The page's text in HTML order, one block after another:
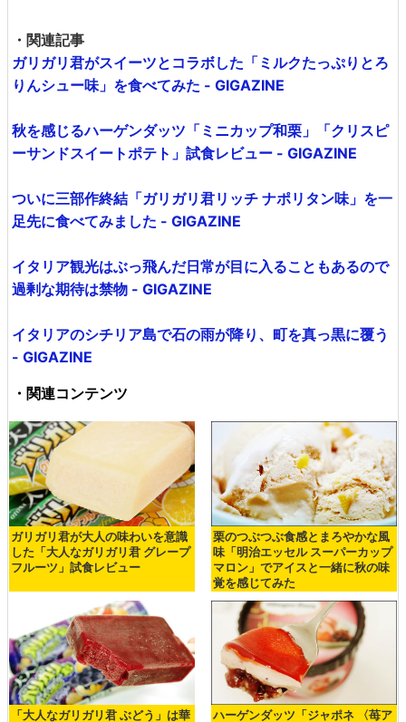
・関連記事
ガリガリ君がスイーツとコラボした「ミルクたっぷりとろ
りんシュー味」を食べてみた - GIGAZINE
秋を感じるハーゲンダッツ「ミニカップ和栗」「クリスピ
ーサンドスイートポテト」試食レビュー - GIGAZINE
ついに三部作終結「ガリガリ君リッチ ナポリタン味」を一
足先に食べてみました - GIGAZINE
イタリア観光はぶっ飛んだ日常が目に入ることもあるので
過剰な期待は禁物 - GIGAZINE
イタリアのシチリア島で石の雨が降り、町を真っ黒に覆う
- GIGAZINE
・関連コンテンツ
ガリガリ君が大人の味わいを意識
した「大人なガリガリ君 グレープ
フルーツ」試食レビュー
栗のつぶつぶ食感とまろやかな風
味「明治エッセル スーパーカップ
マロン」でアイスと一緒に秋の味
覚を感じてみた
「大人なガリガリ君 ぶどう」は華 ハーゲンダッツ「ジャポネ 〈苺ア